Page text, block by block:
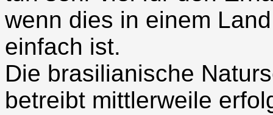
wenn dies in einem
einfach ist.
Die brasilianische
betreibt mittlerweile